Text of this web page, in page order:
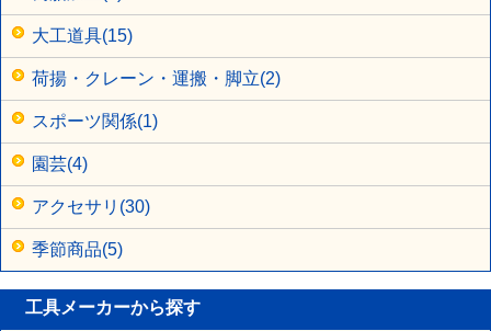
大工道具(15)
荷揚・クレーン・運搬・脚立(2)
スポーツ関係(1)
園芸(4)
アクセサリ(30)
季節商品(5)
工具メーカーから探す